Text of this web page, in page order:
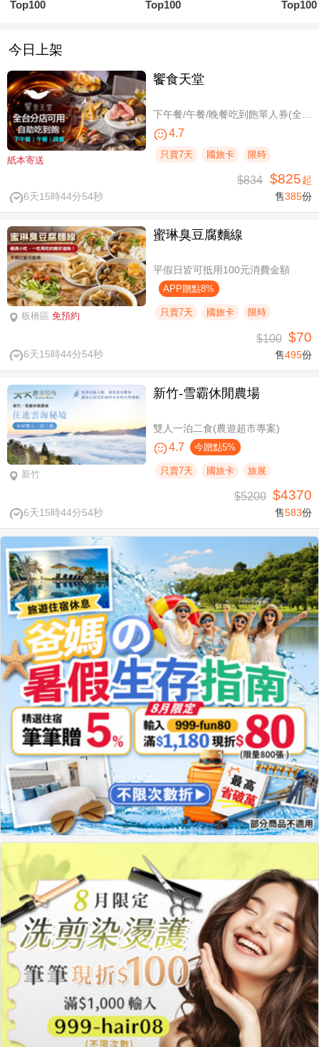
Top100
Top100
Top100
今日上架
紙本寄送
饗食天堂
4.7
只賣7天 國旅卡 限時
6天15時44分53秒
$834 $825起
售385份
板橋區 免預約
蜜琳臭豆腐麵線
平假日皆可抵用100元消費金額
APP贈點8%
只賣7天 國旅卡 限時
6天15時44分53秒
$100 $70
售495份
新竹
新竹-雪霸休閒農場
雙人一泊二食(農遊超市專案)
4.7 今贈點5%
只賣7天 國旅卡 旅展
6天15時44分53秒
$5200 $4370
售583份